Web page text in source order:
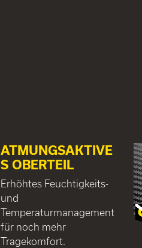
ATMUNGSAKTIVE
S OBERTEIL
Erhöhtes Feuchtigkeits-
und
Temperaturmanagement
für noch mehr
Tragekomfort.